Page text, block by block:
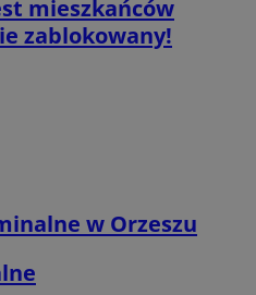
mieszkańców
zablokowany!
w Orzeszu